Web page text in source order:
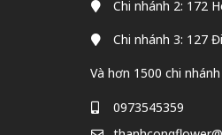
Chi nhánh 2: 172
Chi nhánh 3: 127
Và hơn 1500 chi
0973545359